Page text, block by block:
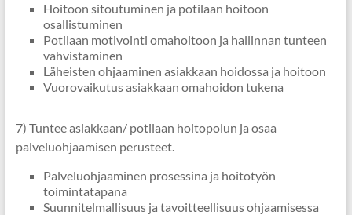
Hoitoon sitoutuminen ja potilaan hoitoon
osallistuminen
Potilaan motivointi omahoitoon ja hallinnan tunteen
vahvistaminen
Läheisten ohjaaminen asiakkaan hoidossa ja hoitoon
Vuorovaikutus asiakkaan omahoidon tukena
7) Tuntee asiakkaan/ potilaan hoitopolun ja osaa
palveluohjaamisen perusteet.
Palveluohjaaminen prosessina ja hoitotyön
toimintatapana
Suunnitelmallisuus ja tavoitteellisuus ohjaamisessa